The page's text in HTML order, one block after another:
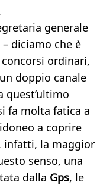
generale
– diciamo che è
ordinari,
doppio canale
quest’ultimo
fa molta fatica a
a coprire
infatti, la maggior
senso, una
dalla Gps, le